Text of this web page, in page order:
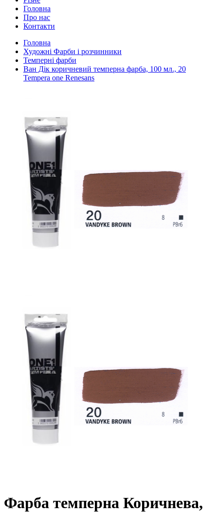
Головна
Про нас
Контакти
Головна
Художні Фарби і розчинники
Темперні фарби
Ван Дік коричневий темперна фарба, 100 мл., 20
Tempera one Renesans
Фарба темперна Коричнева,